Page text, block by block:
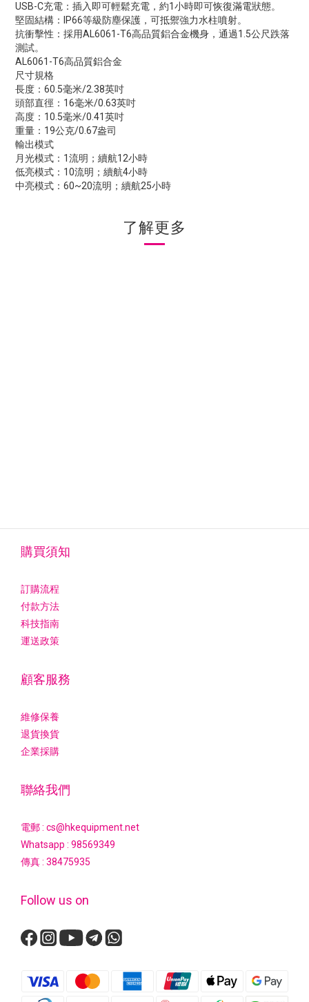
USB-C充電：插入即可輕鬆充電，約1小時即可恢復滿電狀態。
堅固結構：IP66等級防塵保護，可抵禦強力水柱噴射。
抗衝擊性：採用AL6061-T6高品質鋁合金機身，通過1.5公尺跌落
測試。
AL6061-T6高品質鋁合金
尺寸規格
長度：60.5毫米/2.38英吋
頭部直徑：16毫米/0.63英吋
高度：10.5毫米/0.41英吋
重量：19公克/0.67盎司
輸出模式
月光模式：1流明；續航12小時
低亮模式：10流明；續航4小時
中亮模式：60~20流明；續航25小時
了解更多
購買須知
訂購流程
付款方法
科技指南
運送政策
顧客服務
維修保養
退貨換貨
企業採購
聯絡我們
電郵 : cs@hkequipment.net
Whatsapp : 98569349
傳真 : 38475935
Follow us on